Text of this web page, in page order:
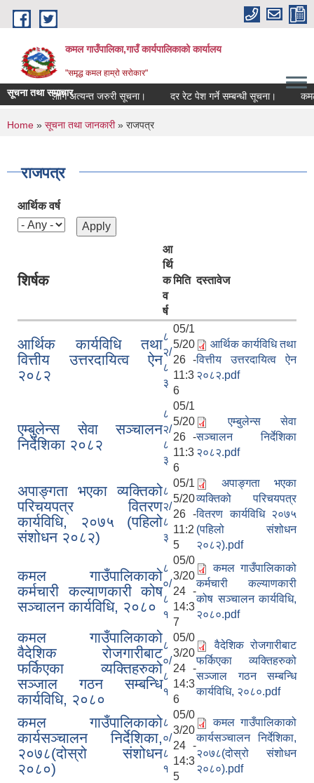
Skip to main content
कमल गाउँपालिका,गाउँ कार्यपालिकाको कार्यालय
"समृद्ध कमल हाम्रो सरोकार"
सूचना तथा समाचार
लागि अत्यन्त जरुरी सूचना। दर रेट पेश गर्ने सम्बन्धी सूचना। कमल
You are here
Home » सूचना तथा जानकारी» राजपत्र
राजपत्र
आर्थिक वर्ष
शिर्षक
आ
र्थि
क
व
र्ष
मिति दस्तावेज
आर्थिक कार्यविधि तथा
वित्तीय उत्तरदायित्व ऐन
२०८२
८
२/
८
३
05/1
5/20
26 -
11:3
6
आर्थिक कार्यविधि तथा
वित्तीय उत्तरदायित्व ऐन
२०८२.pdf
एम्बुलेन्स सेवा सञ्चालन
निर्देशिका २०८२
८
२/
८
३
05/1
5/20
26 -
11:3
6
एम्बुलेन्स सेवा
सञ्चालन निर्देशिका
२०८२.pdf
अपाङ्गता भएका व्यक्तिको
परिचयपत्र वितरण
कार्यविधि, २०७५ (पहिलो
संशोधन २०८२)
८
२/
८
३
05/1
5/20
26 -
11:2
5
अपाङ्गता भएका
व्यक्तिको परिचयपत्र
वितरण कार्यविधि २०७५
(पहिलो संशोधन
२०८२).pdf
कमल गाउँपालिकाको
कर्मचारी कल्याणकारी कोष
सञ्चालन कार्यविधि, २०८०
८
०/
८
१
05/0
3/20
24 -
14:3
7
कमल गाउँपालिकाको
कर्मचारी कल्याणकारी
कोष सञ्चालन कार्यविधि,
२०८०.pdf
कमल गाउँपालिकाको
वैदेशिक रोजगारीबाट
फर्किएका व्यक्तिहरुको
सञ्जाल गठन सम्बन्धि
कार्यविधि, २०८०
८
०/
८
१
05/0
3/20
24 -
14:3
6
वैदेशिक रोजगारीबाट
फर्किएका व्यक्तिहरुको
सञ्जाल गठन सम्बन्धि
कार्यविधि, २०८०.pdf
कमल गाउँपालिकाको
कार्यसञ्चालन निर्देशिका,
२०७८(दोस्रो संशोधन
२०८०)
८
०/
८
१
05/0
3/20
24 -
14:3
5
कमल गाउँपालिकाको
कार्यसञ्चालन निर्देशिका,
२०७८(दोस्रो संशोधन
२०८०).pdf